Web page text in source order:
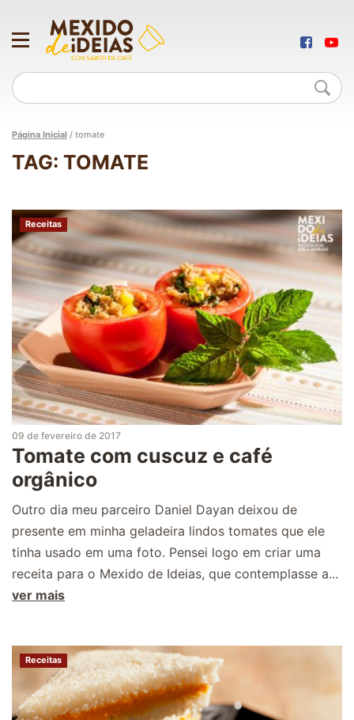
Página Inicial / tomate
TAG: TOMATE
Receitas
09 de fevereiro de 2017
Tomate com cuscuz e café
orgânico
Outro dia meu parceiro Daniel Dayan deixou de
presente em minha geladeira lindos tomates que ele
tinha usado em uma foto. Pensei logo em criar uma
receita para o Mexido de Ideias, que contemplasse a...
ver mais
Receitas